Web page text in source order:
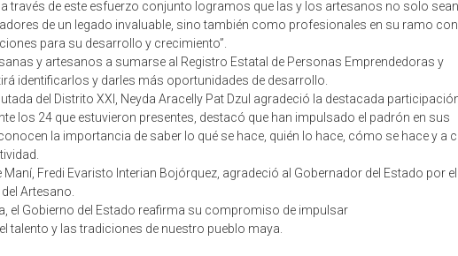
través de este esfuerzo conjunto logramos que las y los artesanos no solo sean
de un legado invaluable, sino también como profesionales en su ramo con
para su desarrollo y crecimiento”.
y artesanos a sumarse al Registro Estatal de Personas Emprendedoras y
identificarlos y darles más oportunidades de desarrollo.
del Distrito XXI, Neyda Aracelly Pat Dzul agradeció la destacada
los 24 que estuvieron presentes, destacó que han impulsado el padrón en sus
la importancia de saber lo qué se hace, quién lo hace, cómo se hace y a
Maní, Fredi Evaristo Interian Bojórquez, agradeció al Gobernador del Estado por
Artesano.
el Gobierno del Estado reafirma su compromiso de impulsar
talento y las tradiciones de nuestro pueblo maya.